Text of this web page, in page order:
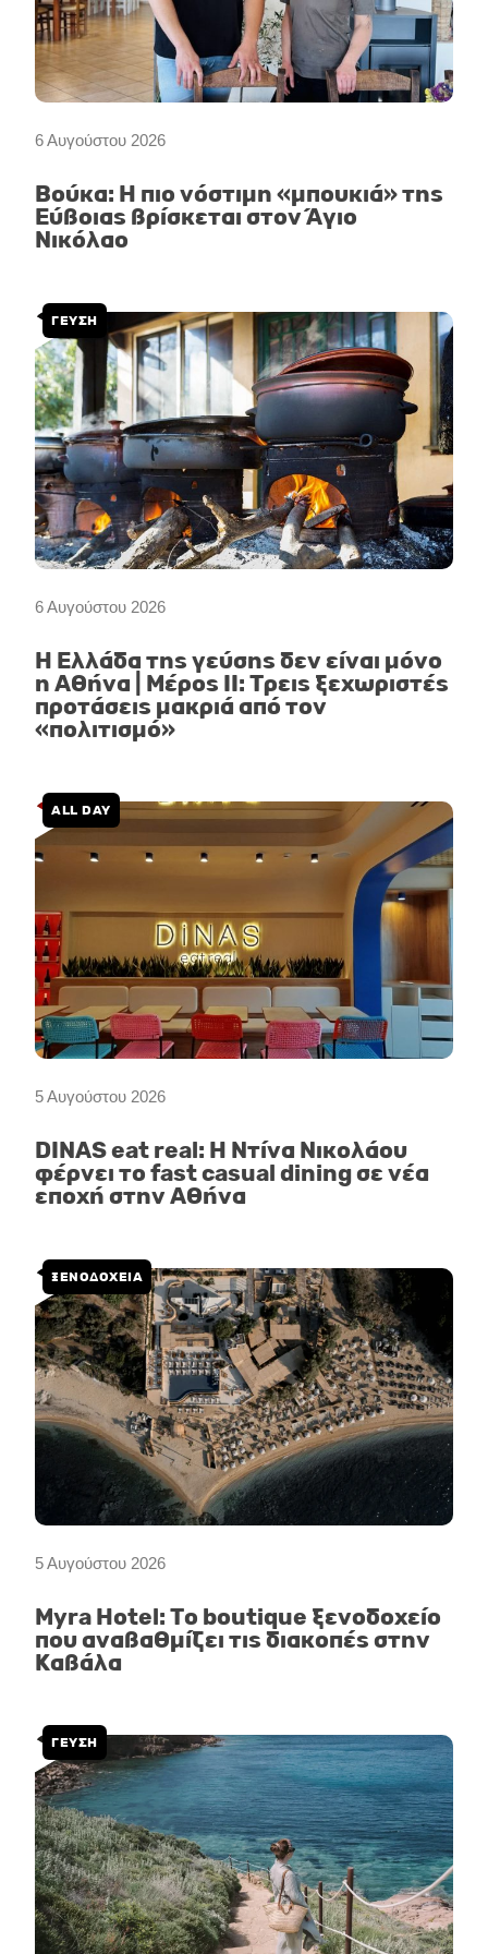
6 Αυγούστου 2026
Βούκα: Η πιο νόστιμη «μπουκιά» της
Εύβοιας βρίσκεται στον Άγιο
Νικόλαο
6 Αυγούστου 2026
ΓΕΥΣΗ
Η Ελλάδα της γεύσης δεν είναι μόνο
η Αθήνα | Μέρος II: Τρεις ξεχωριστές
προτάσεις μακριά από τον
«πολιτισμό»
5 Αυγούστου 2026
ALL DAY
DINAS eat real: Η Ντίνα Νικολάου
φέρνει το fast casual dining σε νέα
εποχή στην Αθήνα
5 Αυγούστου 2026
ΞΕΝΟΔΟΧΕΙΑ
Myra Hotel: Το boutique ξενοδοχείο
που αναβαθμίζει τις διακοπές στην
Καβάλα
ΓΕΥΣΗ